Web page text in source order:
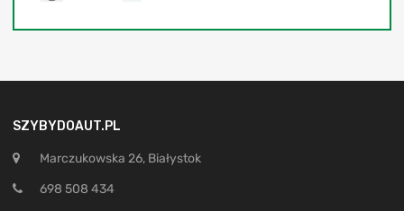
SZYBYDOAUT.PL
Marczukowska 26, Białystok
698 508 434